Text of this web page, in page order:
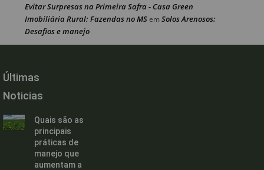
Evitar Surpresas na Primeira Safra - Casa Green
Imobiliária Rural: Fazendas no MSem Solos Arenosos:
Desafios e manejo
Últimas
Noticias
Quais são as
principais
práticas de
manejo que
aumentam a